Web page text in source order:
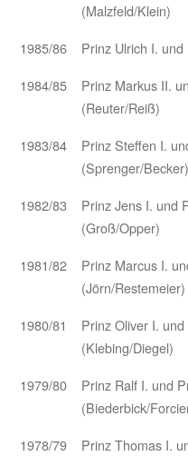
(Malzfeld/Klein)
1985/86
Prinz Ulrich I.
1984/85
Prinz Markus II.
(Reuter/Reiß)
1983/84
Prinz Steffen I.
(Sprenger/Becker)
1982/83
Prinz Jens I. und
(Groß/Opper)
1981/82
Prinz Marcus I.
(Jörn/Restemeier)
1980/81
Prinz Oliver I.
(Klebing/Diegel)
1979/80
Prinz Ralf I. und
(Biederbick/
1978/79
Prinz Thomas I.